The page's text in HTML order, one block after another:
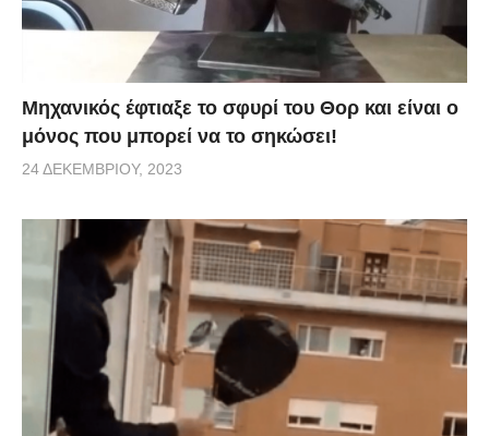
Μηχανικός έφτιαξε το σφυρί του Θορ και είναι ο
μόνος που μπορεί να το σηκώσει!
24 ΔΕΚΕΜΒΡΊΟΥ, 2023